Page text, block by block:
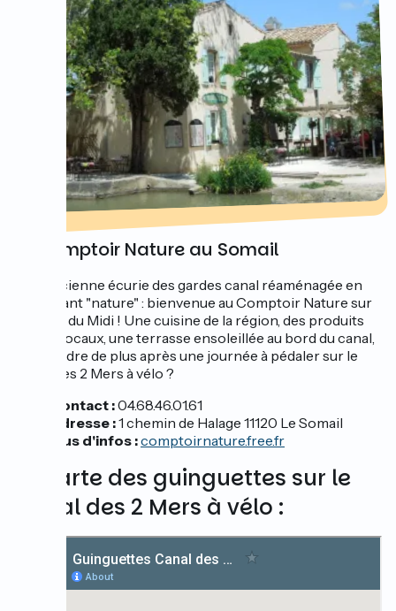
Le Comptoir Nature au Somail
Une ancienne écurie des gardes canal réaménagée en
restaurant "nature" : bienvenue au Comptoir Nature sur
le Canal du Midi ! Une cuisine de la région, des produits
frais et locaux, une terrasse ensoleillée au bord du canal,
qu'attendre de plus après une journée à pédaler sur le
Canal des 2 Mers à vélo ?
Contact :04.68.46.01.61
Adresse :1 chemin de Halage 11120 Le Somail
Plus d'infos :comptoirnature.free.fr
La carte des guinguettes sur le
Canal des 2 Mers à vélo :